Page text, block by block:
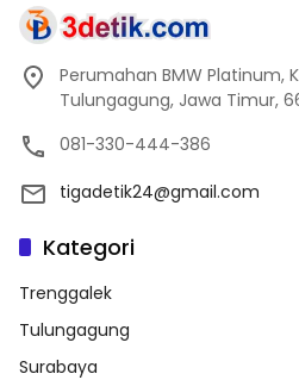
Perumahan BMW Platinum,
Tulungagung, Jawa Timur,
081-330-444-386
tigadetik24@gmail.com
Kategori
Trenggalek
Tulungagung
Surabaya